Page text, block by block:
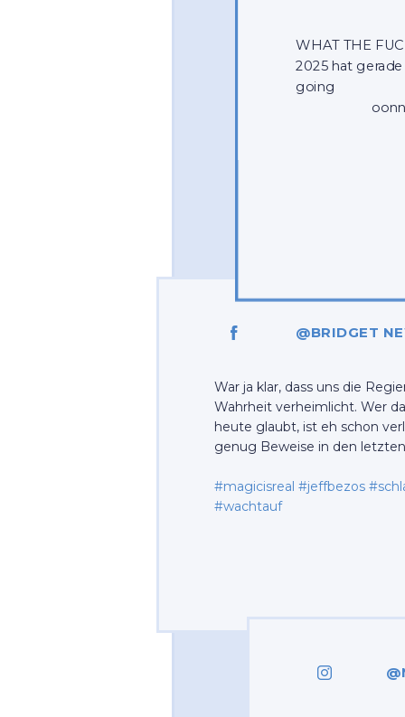
WHAT THE
2025 hat
going
oonnnn
@BRIDGET
War ja klar, dass uns die
Wahrheit verheimlicht. Wer
heute glaubt, ist eh schon
genug Beweise in den
#magicisreal #jeffbezos
#wachtauf